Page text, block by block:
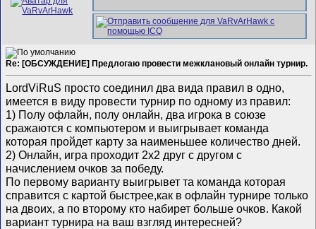
Re: [ОБСУЖДЕНИЕ] Предлогаю провести межклановый онлайн турнир.
LordViRuS просто соединил два вида правил в одно,
имеется в виду провести турнир по одному из правил:
1) Полу офлайн, полу онлайн, два игрока в союзе
сражаются с компьютером и выигрывает команда
которая пройдет карту за наименьшее количество дней.
2) Онлайн, игра проходит 2х2 друг с другом с
начислением очков за победу.
По первому варианту выигрывет та команда которая
справится с картой быстрее,как в офлайн турнире только
на двоих, а по второму кто набирет больше очков. Какой
вариант турнира на ваш взгляд интересней?